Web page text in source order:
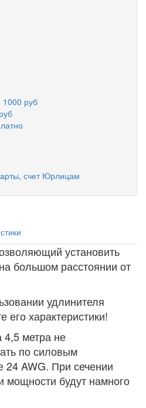
1000 руб
счет Юрлицам
установить
большом расстоянии от
удлинителя
его характеристики!
4,5 метра не
по силовым
24 AWG. При сечении
мощности будут намного